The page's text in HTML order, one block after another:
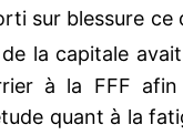
sur blessure ce
la capitale
à la FFF
quant à la